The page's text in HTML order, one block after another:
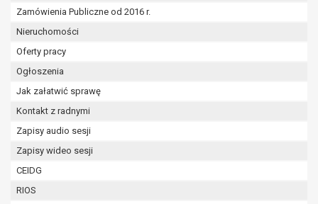
Zamówienia Publiczne od 2016 r.
Nieruchomości
Oferty pracy
Ogłoszenia
Jak załatwić sprawę
Kontakt z radnymi
Zapisy audio sesji
Zapisy wideo sesji
CEIDG
RIOS
lub przez stronę trzecią.
że wykaże on istnienie ważnych prawnie
wolności osoby, której dane dotyczą, lub
podstaw do ustalenia, dochodzenia lub